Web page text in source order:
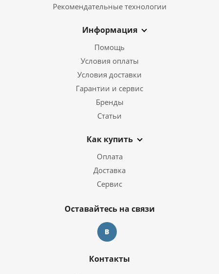
Рекомендательные технологии
Информация
Помощь
Условия оплаты
Условия доставки
Гарантии и сервис
Бренды
Статьи
Как купить
Оплата
Доставка
Сервис
Оставайтесь на связи
Контакты